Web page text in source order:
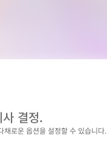
결정.
채로운 옵션을 설정할 수 있습니다.